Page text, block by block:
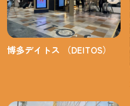
博多デイトス （DEITOS）